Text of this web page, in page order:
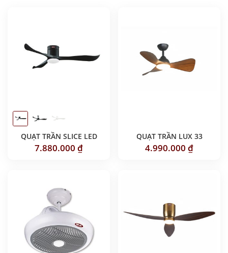
QUẠT TRẦN SLICE LED
7.880.000 ₫
QUẠT TRẦN LUX 33
4.990.000 ₫